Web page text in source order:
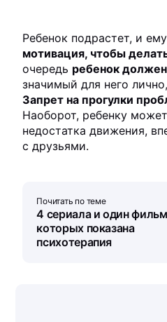
Ребенок подрастет, и
мотивация, чтобы
очередь ребенок
значимый для него лично,
Запрет на прогулки
Наоборот, ребенку
недостатка движения,
с друзьями.
Почитать по теме
4 сериала и один
которых показана
психотерапия